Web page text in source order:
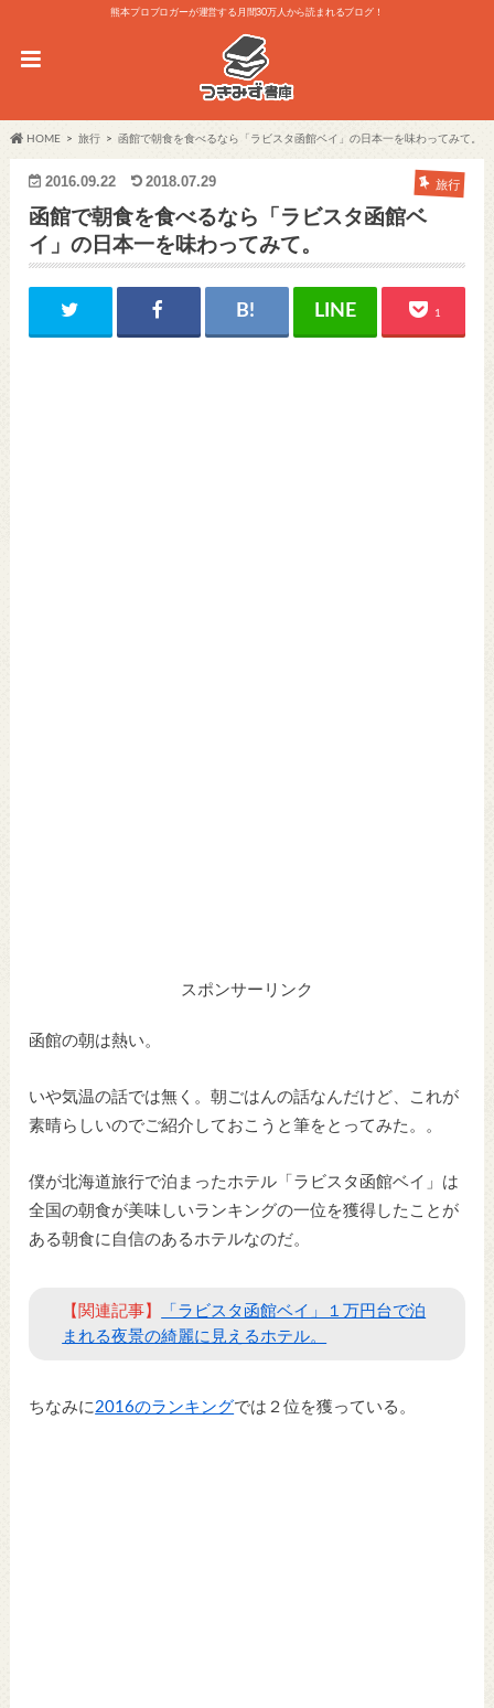
熊本プロブロガーが運営する月間30万人から読まれるブログ！
HOME 旅行 函館で朝食を食べるなら「ラビスタ函館ベイ」の日本一を味わってみて。
2016.09.22 2018.07.29 旅行
函館で朝食を食べるなら「ラビスタ函館ベ
イ」の日本一を味わってみて。
1
スポンサーリンク
函館の朝は熱い。
いや気温の話では無く。朝ごはんの話なんだけど、これが
素晴らしいのでご紹介しておこうと筆をとってみた。。
僕が北海道旅行で泊まったホテル「ラビスタ函館ベイ」は
全国の朝食が美味しいランキングの一位を獲得したことが
ある朝食に自信のあるホテルなのだ。
【関連記事】
「ラビスタ函館ベイ」１万円台で泊
まれる夜景の綺麗に見えるホテル。
ちなみに 2016のランキングでは２位を獲っている。